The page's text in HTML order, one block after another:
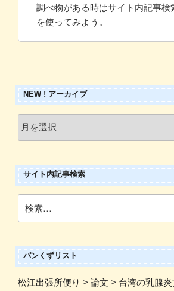
調べ物がある時はサイト内記事検
を使ってみよう。
NEW ! アーカイブ
ー
カ
イ
ブ
サイト内記事検索
索:
パンくずリスト
松江出張所便り > 論文 > 台湾の乳腺